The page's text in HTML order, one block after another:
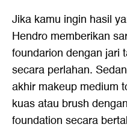
Jika kamu ingin hasil
Hendro memberikan
foundarion dengan jari
secara perlahan.
akhir makeup medium
kuas atau brush
foundation secara